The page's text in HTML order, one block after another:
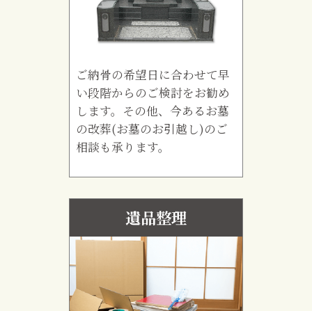
ご納骨の希望日に合わせて早
い段階からのご検討をお勧め
します。その他、今あるお墓
の改葬(お墓のお引越し)のご
相談も承ります。
遺品整理